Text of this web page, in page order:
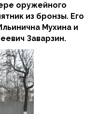
оружейного
из бронзы. Его
Мухина и
Заварзин.